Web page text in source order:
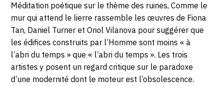
PINTEREST
2021
-
DIMANCHE
29
Hornu
Description,
horaires...
Méditation poétique sur le thème des ruines, Comme le
mur qui attend le lierre rassemble les œuvres de Fiona
Tan, Daniel Turner et Oriol Vilanova pour suggérer que
les édifices construits par l’Homme sont moins « à
l’abri du temps » que « l’abri du temps ». Les trois
artistes y posent un regard critique sur le paradoxe
d’une modernité dont le moteur est l’obsolescence.